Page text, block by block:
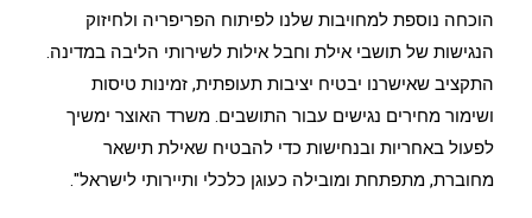
הוכחה נוספת למחויבות שלנו לפיתוח הפריפריה ולחיזוק
הנגישות של תושבי אילת וחבל אילות לשירותי הליבה במדינה.
התקציב שאישרנו יבטיח יציבות תעופתית, זמינות טיסות
ושימור מחירים נגישים עבור התושבים. משרד האוצר ימשיך
לפעול באחריות ובנחישות כדי להבטיח שאילת תישאר
מחוברת, מתפתחת ומובילה כעוגן כלכלי ותיירותי לישראל".